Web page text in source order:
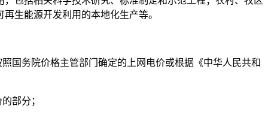
生能源开发利用的本地化生产等。
国务院价格主管部门确定的上网电价或根据《中华人民共和
部分；